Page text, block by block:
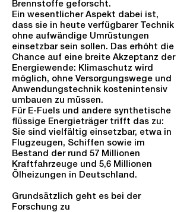
Brennstoffe geforscht.
Ein wesentlicher Aspekt dabei ist,
dass sie in heute verfügbarer Technik
ohne aufwändige Umrüstungen
einsetzbar sein sollen. Das erhöht die
Chance auf eine breite Akzeptanz der
Energiewende: Klimaschutz wird
möglich, ohne Versorgungswege und
Anwendungstechnik kostenintensiv
umbauen zu müssen.
Für E-Fuels und andere synthetische
flüssige Energieträger trifft das zu:
Sie sind vielfältig einsetzbar, etwa in
Flugzeugen, Schiffen sowie im
Bestand der rund 57 Millionen
Kraftfahrzeuge und 5,6 Millionen
Ölheizungen in Deutschland.
Grundsätzlich geht es bei der
Forschung zu